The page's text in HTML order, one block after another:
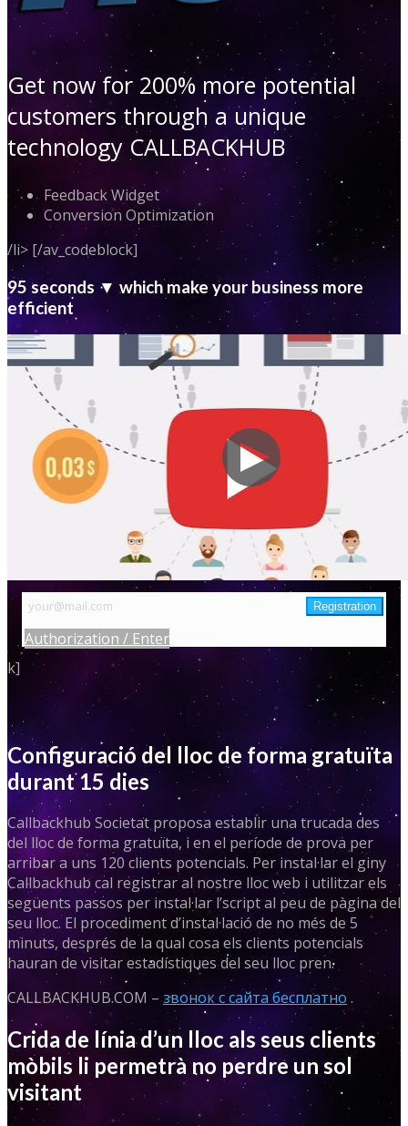
Get now for 200% more potential
customers through a unique
technology CALLBACKHUB
Feedback Widget
Conversion Optimization
/li> [/av_codeblock]
95 seconds ▼ which make your business more
efficient
Authorization / Enter
k]
Configuració del lloc de forma gratuïta
durant 15 dies
Callbackhub Societat proposa establir una trucada des
del lloc de forma gratuïta, i en el període de prova per
arribar a uns 120 clients potencials. Per instal·lar el giny
Callbackhub cal registrar al nostre lloc web i utilitzar els
següents passos per instal·lar l’script al peu de pàgina del
seu lloc. El procediment d’instal·lació de no més de 5
minuts, després de la qual cosa els clients potencials
hauran de visitar estadístiques del seu lloc pren.
CALLBACKHUB.COM – звонок с сайта бесплатно .
Crida de línia d’un lloc als seus clients
mòbils li permetrà no perdre un sol
visitant